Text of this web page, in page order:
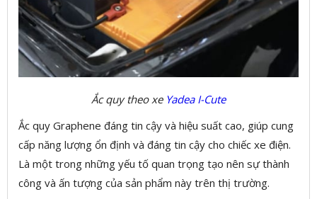
Ắc quy theo xe Yadea I-Cute
Ắc quy Graphene đáng tin cậy và hiệu suất cao, giúp cung
cấp năng lượng ổn định và đáng tin cậy cho chiếc xe điện.
Là một trong những yếu tố quan trọng tạo nên sự thành
công và ấn tượng của sản phẩm này trên thị trường.